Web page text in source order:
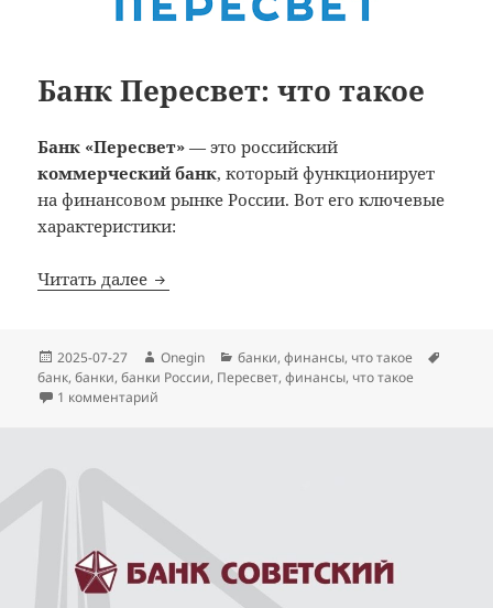
Банк Пересвет: что такое
Банк «Пересвет» — это российский
коммерческий банк, который функционирует
на финансовом рынке России. Вот его ключевые
характеристики:
Читать далее Банк Пересвет: что такое
Опубликовано
2025-07-27 Автор
Onegin Рубрики
банки,финансы, что такое
банк,банки,банки России, Пересвет,финансы, что такое
1 комментарий